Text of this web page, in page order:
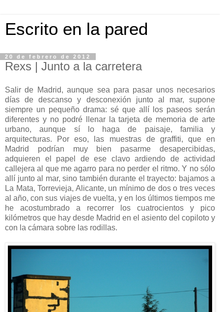
Escrito en la pared
20 de febrero de 2012
Rexs | Junto a la carretera
Salir de Madrid, aunque sea para pasar unos necesarios
días de descanso y desconexión junto al mar, supone
siempre un pequeño drama: sé que allí los paseos serán
diferentes y no podré llenar la tarjeta de memoria de arte
urbano, aunque sí lo haga de paisaje, familia y
arquitecturas. Por eso, las muestras de graffiti, que en
Madrid podrían muy bien pasarme desapercibidas,
adquieren el papel de ese clavo ardiendo de actividad
callejera al que me agarro para no perder el ritmo. Y no sólo
allí junto al mar, sino también durante el trayecto: bajamos a
La Mata, Torrevieja, Alicante, un mínimo de dos o tres veces
al año, con sus viajes de vuelta, y en los últimos tiempos me
he acostumbrado a recorrer los cuatrocientos y pico
kilómetros que hay desde Madrid en el asiento del copiloto y
con la cámara sobre las rodillas.